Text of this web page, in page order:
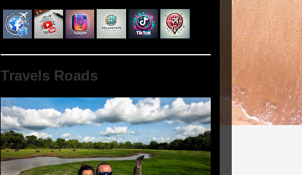
Travels Roads